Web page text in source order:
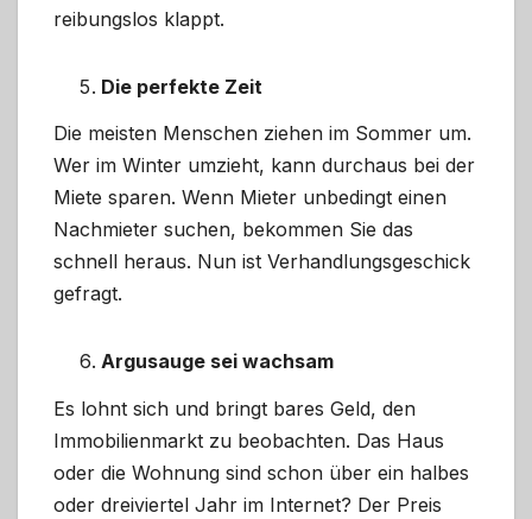
reibungslos klappt.
Die perfekte Zeit
Die meisten Menschen ziehen im Sommer um.
Wer im Winter umzieht, kann durchaus bei der
Miete sparen. Wenn Mieter unbedingt einen
Nachmieter suchen, bekommen Sie das
schnell heraus. Nun ist Verhandlungsgeschick
gefragt.
Argusauge sei wachsam
Es lohnt sich und bringt bares Geld, den
Immobilienmarkt zu beobachten. Das Haus
oder die Wohnung sind schon über ein halbes
oder dreiviertel Jahr im Internet? Der Preis